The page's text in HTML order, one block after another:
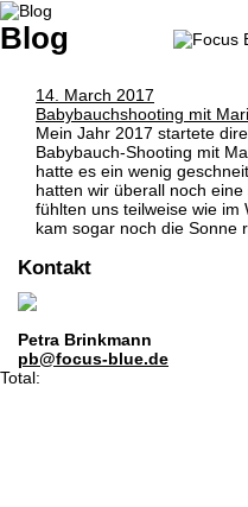
Blog
14. March 2017
Babybauchshooting mit
Mein Jahr 2017 startete
Babybauch-Shooting mit
hatte es ein wenig
hatten wir überall noch
fühlten uns teilweise wie im
kam sogar noch die
Kontakt
Petra Brinkmann
pb@focus-blue.de
Total: